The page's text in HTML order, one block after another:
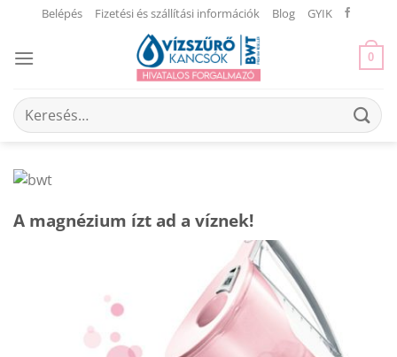
content
Belépés Fizetési és szállítási információk Blog GYIK
0
Keresés
a
A magnézium ízt ad a víznek!